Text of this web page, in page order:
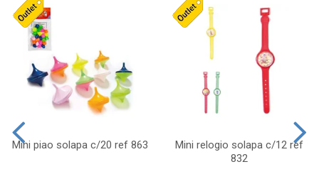
Mini piao solapa c/20 ref 863
Mini relogio solapa c/12 ref
832